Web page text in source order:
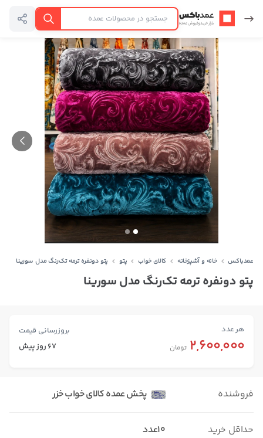
عمدباکس — بازگشت به صفحه اصلی
جستجو
عمدباکس خانه و آشپزخانه کالای خواب پتو پتو دونفره ترمه تک‌رنگ مدل سورینا
پتو دونفره ترمه تک‌رنگ مدل سورینا
هر عدد بروزرسانی قیمت
2,600,000 تومان 67 روز پیش
فروشنده پخش عمده کالای خواب خزر
حداقل خرید 10عدد